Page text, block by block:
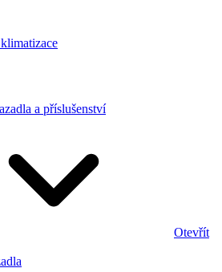
a příslušenství
Otevřít